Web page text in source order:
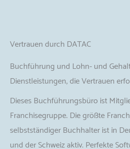
Vertrauen durch DATAC
Buchführung und Lohn- und
Dienstleistungen, die Vertrauen
Dieses Buchführungsbüro ist
Franchisegruppe. Die größte
selbstständiger Buchhalter ist in
und der Schweiz aktiv. Perfekte